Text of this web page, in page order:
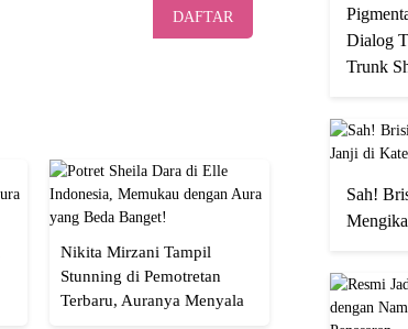
DAFTAR
Nikita Mirzani Tampil
Stunning di Pemotretan
Terbaru, Auranya Menyala
Dialog
Trunk
Sah!